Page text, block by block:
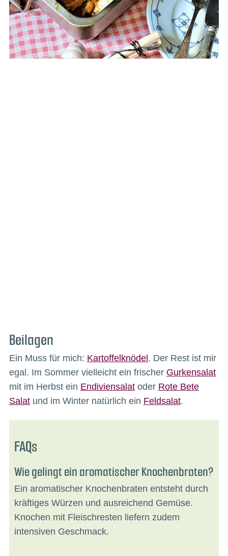
Beilagen
Ein Muss für mich: Kartoffelknödel . Der Rest ist mir
egal. Im Sommer vielleicht ein frischer Gurkensalat
mit im Herbst ein Endiviensalatoder Rote Bete
Salatund im Winter natürlich ein Feldsalat.
FAQs
Wie gelingt ein aromatischer Knochenbraten?
Ein aromatischer Knochenbraten entsteht durch
kräftiges Würzen und ausreichend Gemüse.
Knochen mit Fleischresten liefern zudem
intensiven Geschmack.